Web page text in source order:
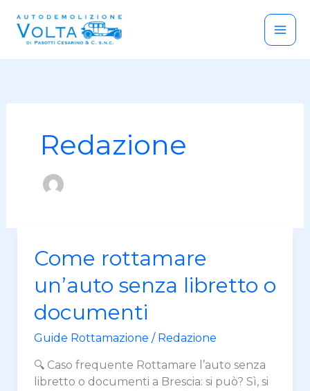
contenuto
Redazione
Come rottamare
un’auto senza libretto o
documenti
Guide Rottamazione / Redazione
🔍 Caso frequente Rottamare l’auto senza
libretto o documenti a Brescia: si può? Sì, si
Come
rottamare
un’auto
senza
libretto
o